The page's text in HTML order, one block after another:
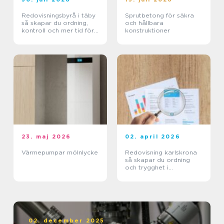
Redovisningsbyrå i täby
så skapar du ordning,
kontroll och mer tid för
Sprutbetong för säkra
och hållbara
konstruktioner
23. maj 2026
Värmepumpar mölnlycke
02. april 2026
Redovisning karlskrona
så skapar du ordning
och trygghet i
02. december 2025